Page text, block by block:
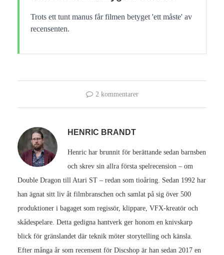
Trots ett tunt manus får filmen betyget 'ett måste' av
recensenten.
2 kommentarer
HENRIC BRANDT
Henric har brunnit för berättande sedan barnsben
och skrev sin allra första spelrecension – om
Double Dragon till Atari ST – redan som tioåring. Sedan 1992 har
han ägnat sitt liv åt filmbranschen och samlat på sig över 500
produktioner i bagaget som regissör, klippare, VFX-kreatör och
skådespelare. Detta gedigna hantverk ger honom en knivskarp
blick för gränslandet där teknik möter storytelling och känsla.
Efter många år som recensent för Discshop är han sedan 2017 en